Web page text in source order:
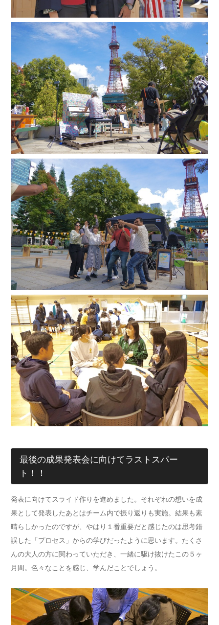
最後の成果発表会に向けてラストスパー
ト！！
発表に向けてスライド作りを進めました。それぞれの想いを成
果として発表したあとはチーム内で振り返りも実施。結果も素
晴らしかったのですが、やはり１番重要だと感じたのは思考錯
誤した「プロセス」からの学びだったように思います。たくさ
んの大人の方に関わっていただき、一緒に駆け抜けたこの５ヶ
月間。色々なことを感じ、学んだことでしょう。